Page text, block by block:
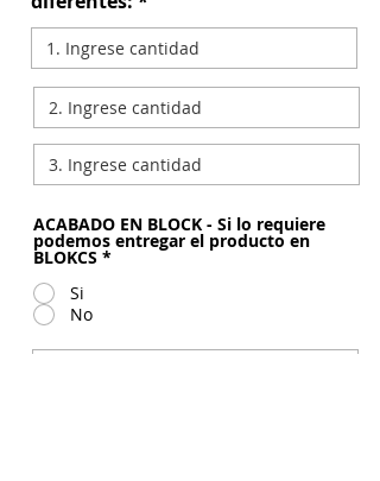
ACABADO EN BLOCK - Si lo requiere
podemos entregar el producto en
BLOKCS *
Si
No